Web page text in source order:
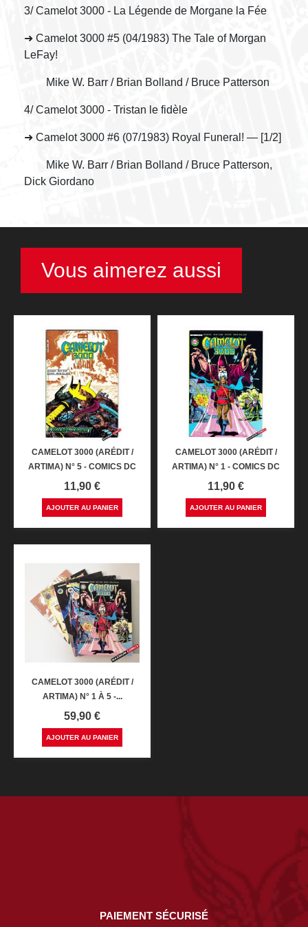
3/ Camelot 3000 - La Légende de Morgane la Fée
➜ Camelot 3000 #5 (04/1983) The Tale of Morgan
LeFay!
Mike W. Barr / Brian Bolland / Bruce Patterson
4/ Camelot 3000 - Tristan le fidèle
➜ Camelot 3000 #6 (07/1983) Royal Funeral! — [1/2]
Mike W. Barr / Brian Bolland / Bruce Patterson,
Dick Giordano
Vous aimerez aussi
CAMELOT 3000 (ARÉDIT /
ARTIMA) N° 5 - COMICS DC
Prix
11,90 €
AJOUTER AU PANIER
CAMELOT 3000 (ARÉDIT /
ARTIMA) N° 1 - COMICS DC
Prix
11,90 €
AJOUTER AU PANIER
CAMELOT 3000 (ARÉDIT /
ARTIMA) N° 1 À 5 -...
Prix
59,90 €
AJOUTER AU PANIER
PAIEMENT SÉCURISÉ